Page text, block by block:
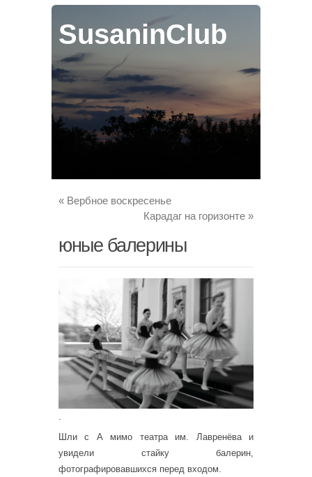
SusaninClub
« Вербное воскресенье
Карадаг на горизонте »
юные балерины
Шли с А мимо театра им. Лавренёва и
увидели стайку балерин,
фотографировавшихся перед входом.